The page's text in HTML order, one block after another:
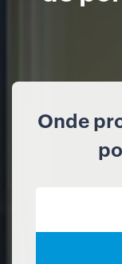
Onde